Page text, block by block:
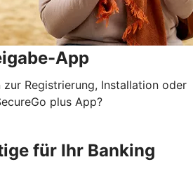
App
zur Registrierung, Installation oder
plus App?
für Ihr Banking